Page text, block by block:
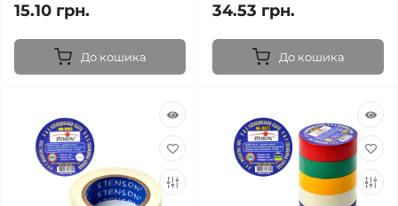
15.10 грн.
До кошика
34.53 грн.
До кошика